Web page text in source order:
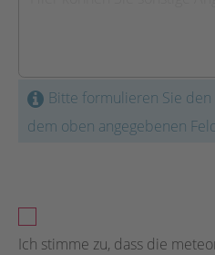
Bitte formulieren Sie
dem oben angegebenen
Ich stimme zu, dass die